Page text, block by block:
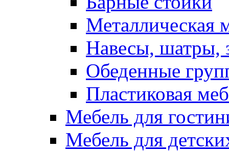
Металлическая
Навесы, шатры,
Обеденные
Пластиковая
Мебель для
Мебель для